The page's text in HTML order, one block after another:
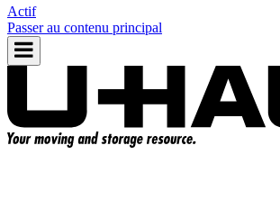
Actif
Passer au contenu principal